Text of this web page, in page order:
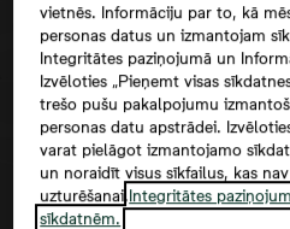
Согласие
vietnēs. Informāciju par to, kā
personas datus un izmantojam
Integritātes paziņojumā un
Izvēloties „Pieņemt visas
trešo pušu pakalpojumu
personas datu apstrādei.
varat pielāgot izmantojamo
un noraidīt visus sīkfailus, kas
uzturēšanai.Integritātes
sīkdatnēm.